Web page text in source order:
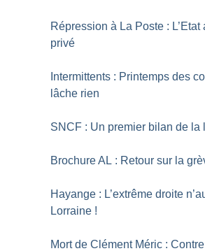
Répression à La Poste :
privé
Intermittents : Printemps des
lâche rien
SNCF : Un premier bilan de la
Brochure AL : Retour sur la
Hayange : L’extrême droite
Lorraine !
Mort de Clément Méric :